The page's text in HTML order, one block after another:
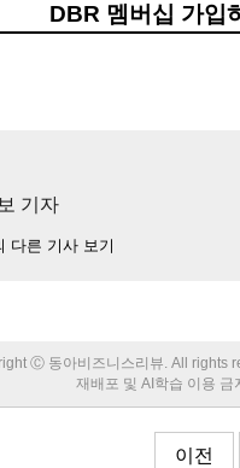
DBR 멤버십 가입
기자
다른 기사 보기
Ⓒ 동아비즈니스리뷰. All rights
재배포 및 AI학습 이용 금
이전